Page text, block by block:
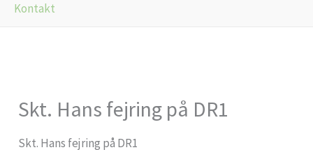
Kontakt
Skt. Hans fejring på DR1
Skt. Hans fejring på DR1